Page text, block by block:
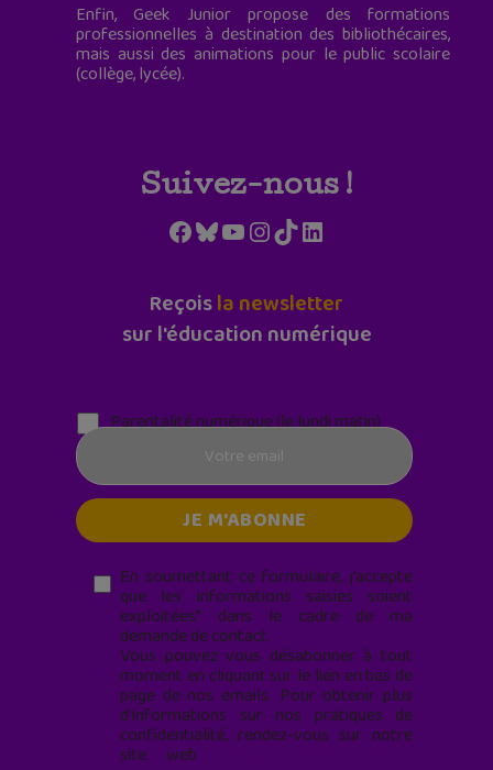
Enfin, Geek Junior propose des formations
professionnelles à destination des bibliothécaires,
mais aussi des animations pour le public scolaire
(collège, lycée).
Suivez-nous !
Facebook
Bluesky
YouTube
Instagram
TikTokLinkedIn
Reçoisla newsletter
sur l'éducation numérique
Parentalité numérique (le lundi matin)
En soumettant ce formulaire, j’accepte
que les informations saisies soient
exploitées* dans le cadre de ma
demande de contact.
Vous pouvez vous désabonner à tout
moment en cliquant sur le lien en bas de
page de nos emails. Pour obtenir plus
d'informations sur nos pratiques de
confidentialité, rendez-vous sur notre
site web